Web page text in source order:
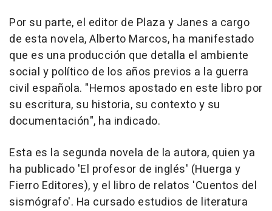
Por su parte, el editor de Plaza y Janes a cargo
de esta novela, Alberto Marcos, ha manifestado
que es una producción que detalla el ambiente
social y político de los años previos a la guerra
civil española. "Hemos apostado en este libro por
su escritura, su historia, su contexto y su
documentación", ha indicado.
Esta es la segunda novela de la autora, quien ya
ha publicado 'El profesor de inglés' (Huerga y
Fierro Editores), y el libro de relatos 'Cuentos del
sismógrafo'. Ha cursado estudios de literatura